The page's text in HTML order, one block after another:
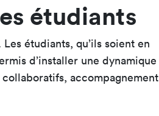
étudiants
étudiants, qu’ils soient en
d’installer une dynamique
accompagnement